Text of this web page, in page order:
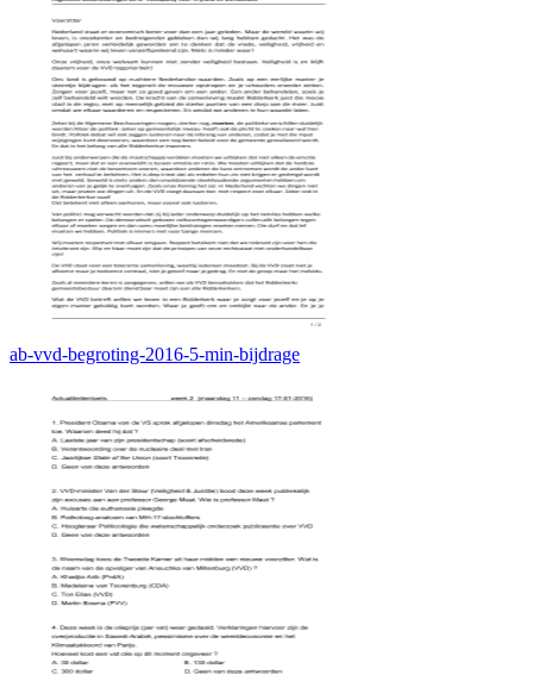
ab-vvd-begroting-2016-5-min-bijdrage